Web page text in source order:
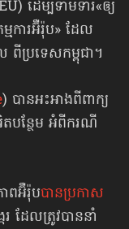
ដើម្បីទាមទារ«ឲ្យ​
ការអ៊ឺរ៉ុប» ដែល
ពីប្រទេសកម្ពុជា។
) បានអះអាងពីពាក្យ
បន្ថែម អំពីករណី
ពអ៊ឺរ៉ុបបានប្រកាស
ដែលត្រូវបាននាំ